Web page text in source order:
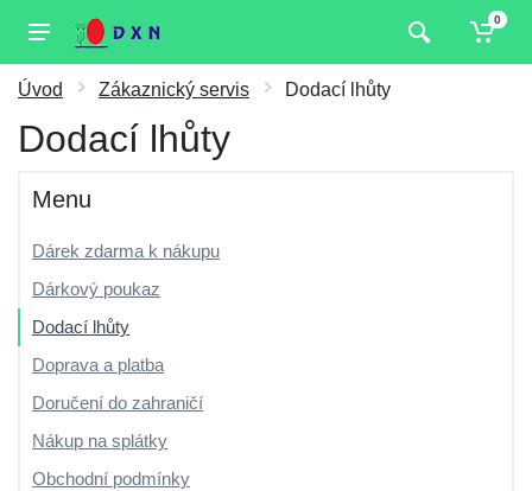
0
Úvod Zákaznický servis Dodací lhůty
Dodací lhůty
Menu
Dárek zdarma k nákupu
Dárkový poukaz
Dodací lhůty
Doprava a platba
Doručení do zahraničí
Nákup na splátky
Obchodní podmínky